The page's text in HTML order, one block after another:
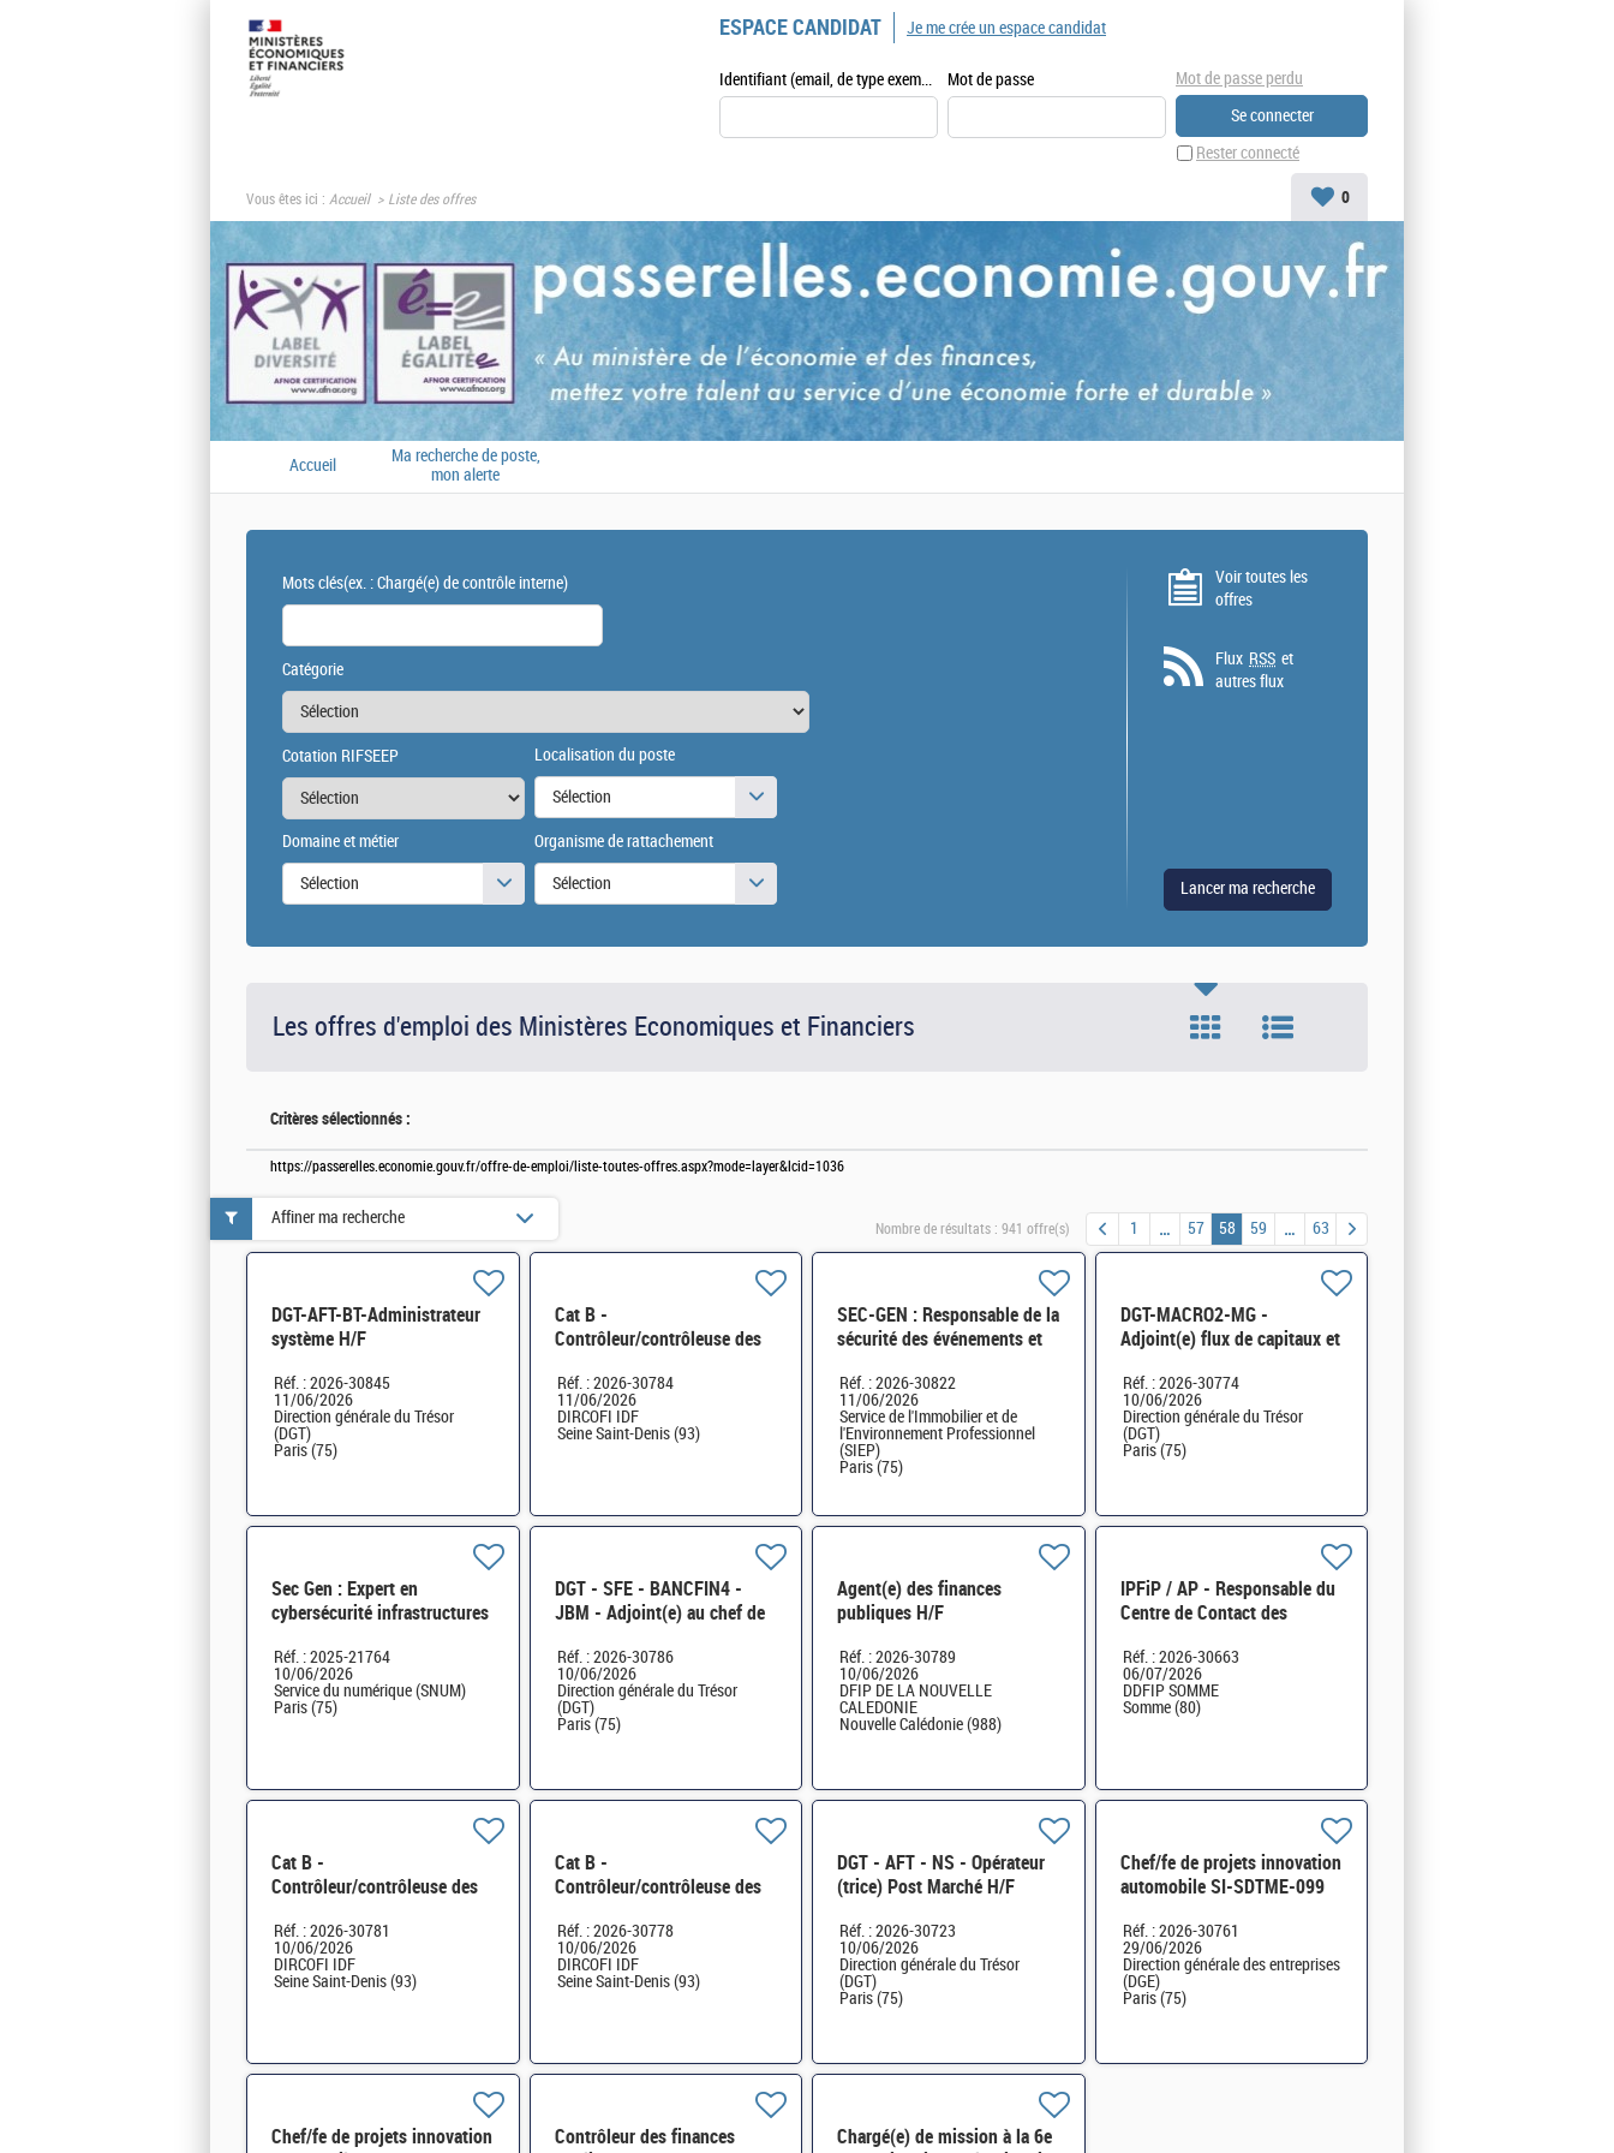
ESPACE CANDIDAT
Identifiant (email, de type exemple@exemple.fr) Mot de passe
Rester connecté
Mot de passe perdu
Je me crée un espace candidat
Vous êtes ici : Accueil Liste des offres 0
Accueil
Ma recherche de poste,
mon alerte
Mots clés(ex. : Chargé(e) de contrôle interne)
Catégorie
Cotation RIFSEEP Localisation du poste
Sélection
Domaine et métier
Sélection
Organisme de rattachement
Sélection
Voir toutes les
offres
Flux RSS et
autres flux
Les offres d'emploi des Ministères Economiques et Financiers
Critères sélectionnés :
https://passerelles.economie.gouv.fr/offre-de-emploi/liste-toutes-offres.aspx?mode=layer&lcid=1036
Nombre de résultats : 941 offre(s) 1 57 58 59 63
DGT-AFT-BT-Administrateur
système H/F
Réf. : 2026-30845
11/06/2026
Direction générale du Trésor
(DGT)
Paris (75)
Cat B -
Contrôleur/contrôleuse des
brigades patrimoniales -
DIRCOFI IDF H/F
Réf. : 2026-30784
11/06/2026
DIRCOFI IDF
Seine Saint-Denis (93)
SEC-GEN : Responsable de la
sécurité des événements et
Réf. : 2026-30822
11/06/2026
Service de l'Immobilier et de
l'Environnement Professionnel
(SIEP)
Paris (75)
DGT-MACRO2-MG -
Adjoint(e) flux de capitaux et
Réf. : 2026-30774
10/06/2026
Direction générale du Trésor
(DGT)
Paris (75)
Sec Gen : Expert en
cybersécurité infrastructures
Réf. : 2025-21764
10/06/2026
Service du numérique (SNUM)
Paris (75)
DGT - SFE - BANCFIN4 -
JBM - Adjoint(e) au chef de
Réf. : 2026-30786
10/06/2026
Direction générale du Trésor
(DGT)
Paris (75)
Agent(e) des finances
publiques H/F
Réf. : 2026-30789
10/06/2026
DFIP DE LA NOUVELLE
CALEDONIE
Nouvelle Calédonie (988)
IPFiP / AP - Responsable du
Centre de Contact des
Réf. : 2026-30663
06/07/2026
DDFIP SOMME
Somme (80)
Cat B -
Contrôleur/contrôleuse des
unfié des contrôleurs
DIRCOFI IDF H/F
Réf. : 2026-30781
10/06/2026
DIRCOFI IDF
Seine Saint-Denis (93)
Cat B -
Contrôleur/contrôleuse des
unfié des contrôleurs
DIRCOFI IDF H/F
Réf. : 2026-30778
10/06/2026
DIRCOFI IDF
Seine Saint-Denis (93)
DGT - AFT - NS - Opérateur
(trice) Post Marché H/F
Réf. : 2026-30723
10/06/2026
Direction générale du Trésor
(DGT)
Paris (75)
Chef/fe de projets innovation
automobile SI-SDTME-099
Réf. : 2026-30761
29/06/2026
Direction générale des entreprises
(DGE)
Paris (75)
Chef/fe de projets innovation
Contrôleur des finances
Chargé(e) de mission à la 6e
Affiner ma recherche